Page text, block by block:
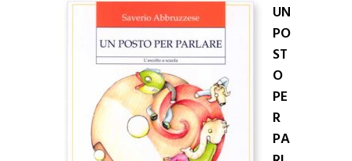
UN
PO
ST
O
PE
R
PA